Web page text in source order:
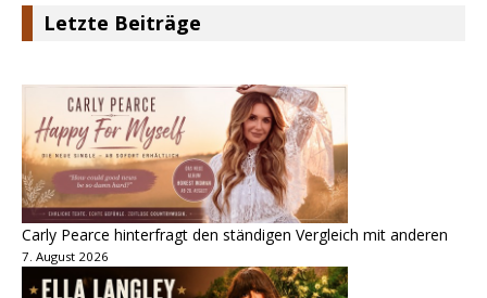
Letzte Beiträge
Carly Pearce hinterfragt den ständigen Vergleich mit anderen
7. August 2026